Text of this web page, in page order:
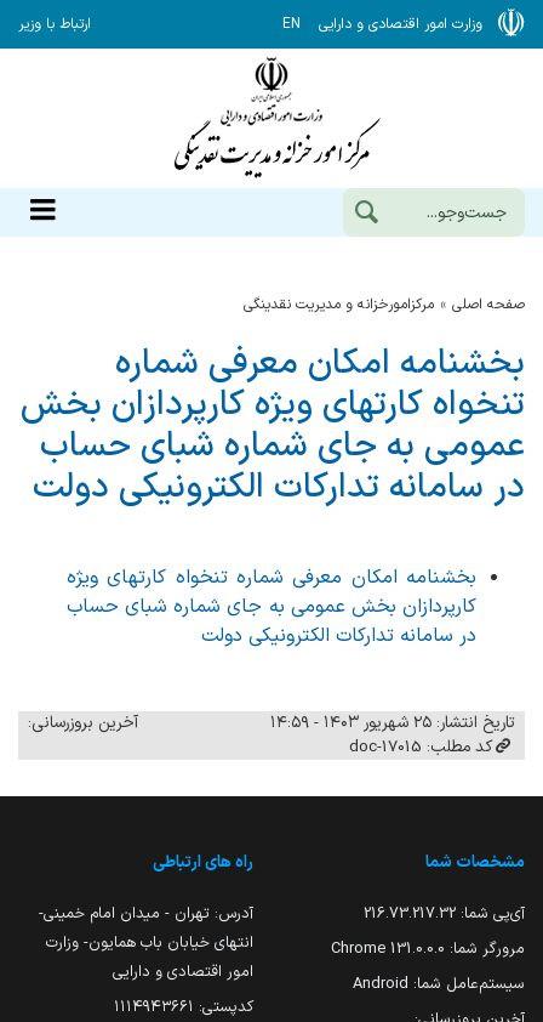
وزارت امور اقتصادی و دارایی EN ارتباط با وزیر
صفحه اصلی مرکزامورخزانه و مدیریت نقدینگی
بخشنامه امکان معرفی شماره
تنخواه کارتهای ویژه کارپردازان بخش
عمومی به جای شماره شبای حساب
در سامانه تدارکات الکترونیکی دولت
بخشنامه امکان معرفی شماره تنخواه کارتهای ویژه
کارپردازان بخش عمومی به جای شماره شبای حساب
در سامانه تدارکات الکترونیکی دولت
تاریخ انتشار: ۲۵ شهریور ۱۴۰۳ - ۱۴:۵۹
آخرین بروزرسانی:
کد مطلب: 17015-doc
مشخصات شما
آی‌پی شما: 216.73.217.32
مرورگر شما: 131.0.0.0 Chrome
سیستم‌عامل شما: Android
راه های ارتباطی
آدرس: تهران - میدان امام خمینی-
انتهای خیابان باب همایون- وزارت
امور اقتصادی و دارایی
کدپستی: ۱۱۱۴۹۴۳۶۶۱